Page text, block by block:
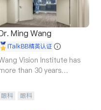
Ming Wang
iTalkBB精英认证
Vision Institute has
than 30 years
眼科 眼科